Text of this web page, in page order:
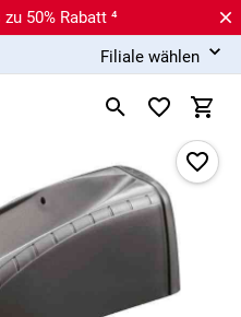
50% Rabatt ⁴
Filiale wählen